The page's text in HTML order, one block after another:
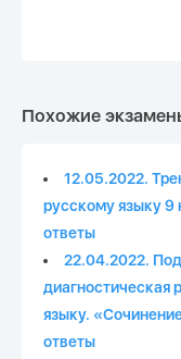
Похожие
12.05.2022.
русскому языку 9
ответы
22.04.2022.
диагностическая
языку.
ответы